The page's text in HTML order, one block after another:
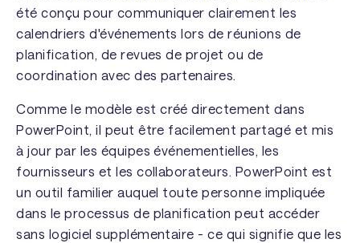
été conçu pour communiquer clairement les
calendriers d'événements lors de réunions de
planification, de revues de projet ou de
coordination avec des partenaires.
Comme le modèle est créé directement dans
PowerPoint, il peut être facilement partagé et mis
à jour par les équipes événementielles, les
fournisseurs et les collaborateurs. PowerPoint est
un outil familier auquel toute personne impliquée
dans le processus de planification peut accéder
sans logiciel supplémentaire - ce qui signifie que les